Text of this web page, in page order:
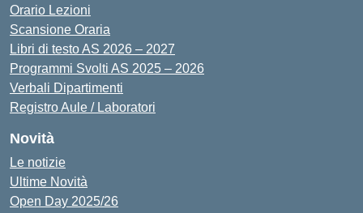
Orario Lezioni
Scansione Oraria
Libri di testo AS 2026 – 2027
Programmi Svolti AS 2025 – 2026
Verbali Dipartimenti
Registro Aule / Laboratori
Novità
Le notizie
Ultime Novità
Open Day 2025/26